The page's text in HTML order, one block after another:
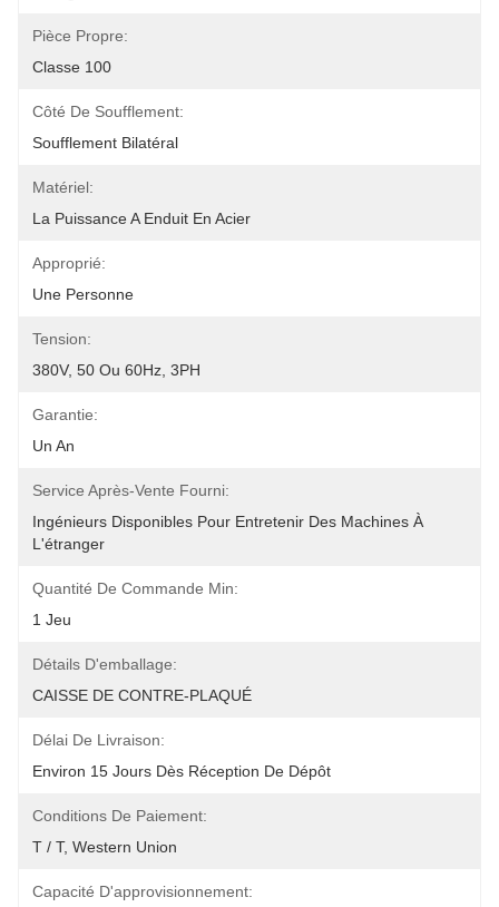
Pièce Propre:
Classe 100
Côté De Soufflement:
Soufflement Bilatéral
Matériel:
La Puissance A Enduit En Acier
Approprié:
Une Personne
Tension:
380V, 50 Ou 60Hz, 3PH
Garantie:
Un An
Service Après-Vente Fourni:
Ingénieurs Disponibles Pour Entretenir Des Machines À
L'étranger
Quantité De Commande Min:
1 Jeu
Détails D'emballage:
CAISSE DE CONTRE-PLAQUÉ
Délai De Livraison:
Environ 15 Jours Dès Réception De Dépôt
Conditions De Paiement:
T / T, Western Union
Capacité D'approvisionnement: